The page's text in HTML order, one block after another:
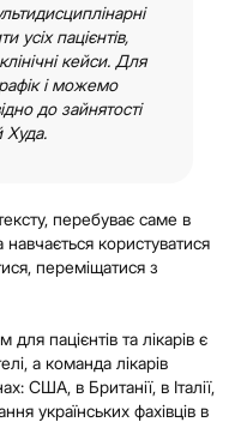
пацієнтів,
кейси. Для
і можемо
до зайнятості
Худа.
перебуває саме в
користуватися
переміщатися з
пацієнтів та лікарів є
а команда лікарів
США, в Британії, в Італії,
українських фахівців в